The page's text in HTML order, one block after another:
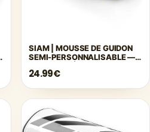
SIAM | MOUSSE DE GUIDON
SEMI-PERSONNALISABLE —
24.99€